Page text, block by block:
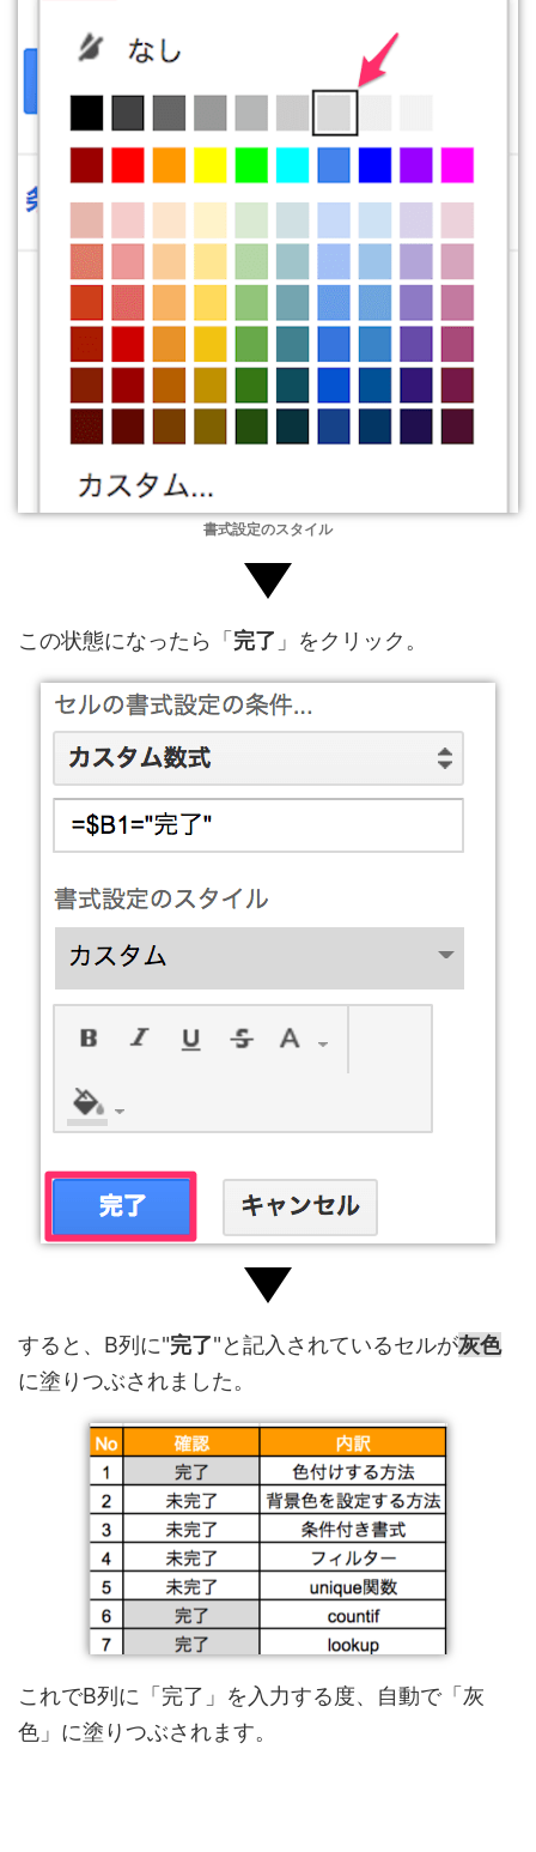
書式設定のスタイル
この状態になったら「 完了 」をクリック。
すると、B列に"完了"と記入されているセルが灰色
に塗りつぶされました。
これでB列に「完了」を入力する度、自動で「灰
色」に塗りつぶされます。